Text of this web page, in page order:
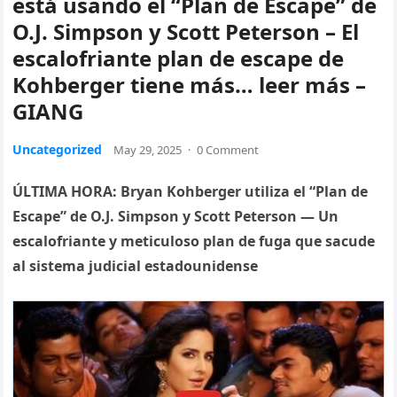
O.J. Simpson y Scott Peterson – El
escalofriante plan de escape de
Kohberger tiene más… leer más –
GIANG
Uncategorized May 29, 2025 · 0 Comment
ÚLTIMA HORA: Bryan Kohberger utiliza el “Plan de
Escape” de O.J. Simpson y Scott Peterson — Un
escalofriante y meticuloso plan de fuga que sacude
al sistema judicial estadounidense